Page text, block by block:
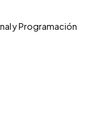
y Programación